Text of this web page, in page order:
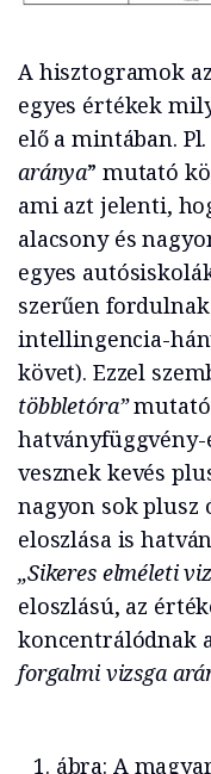
A hisztogramok
egyes értékek
elő a mintában. Pl.
aránya” mutató
ami azt jelenti,
alacsony és
egyes
szerűen
intellingencia-
követ). Ezzel
többletóra”mutató
vesznek kevés
nagyon sok plusz
eloszlása is
„Sikeres elméleti
eloszlású, az
koncentrálódnak
forgalmi vizsga
1. ábra: A